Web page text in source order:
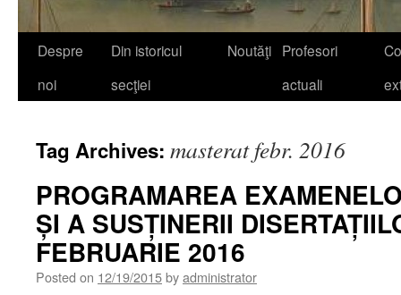
Despre
noi
Din istoricul
secţiei
Noutăţi Profesori
actuali
Tag Archives: masterat febr. 2016
PROGRAMAREA
ȘI A SUSȚINERII
FEBRUARIE 2016
Posted on 12/19/2015byadministrator